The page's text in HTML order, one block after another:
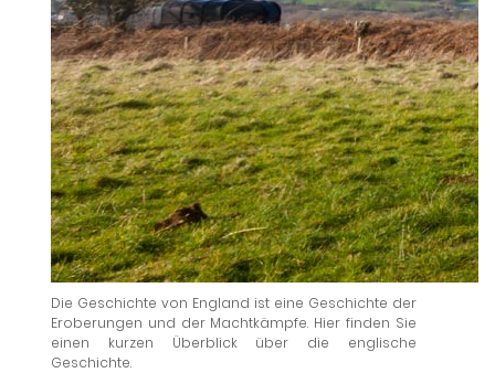
Die Geschichte von England ist eine Geschichte der
Eroberungen und der Machtkämpfe. Hier finden Sie
einen kurzen Überblick über die englische
Geschichte.